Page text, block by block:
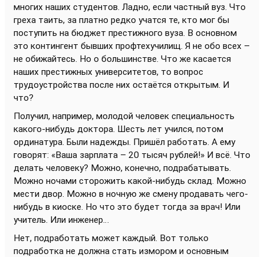
многих наших студентов. Ладно, если частный вуз. Что
греха таить, за платно редко учатся те, кто мог бы
поступить на бюджет престижного вуза. В основном
это контингент бывших профтехучилищ. Я не обо всех –
не обижайтесь. Но о большинстве. Что же касается
наших престижных университетов, то вопрос
трудоустройства после них остаётся открытым. И
что?
Получил, например, молодой человек специальность
какого-нибудь доктора. Шесть лет учился, потом
ординатура. Были надежды. Пришёл работать. А ему
говорят: «Ваша зарплата – 20 тысяч рублей!» И всё. Что
делать человеку? Можно, конечно, подрабатывать.
Можно ночами сторожить какой-нибудь склад. Можно
мести двор. Можно в ночную же смену продавать чего-
нибудь в киоске. Но что это будет тогда за врач! Или
учитель. Или инженер…
Нет, подработать может каждый. Вот только
подработка не должна стать измором и основным